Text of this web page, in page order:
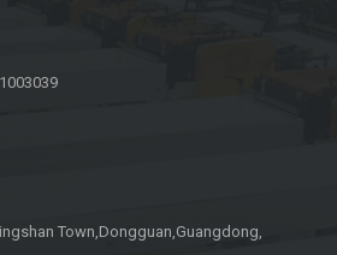
Town,Dongguan,Guangdong,